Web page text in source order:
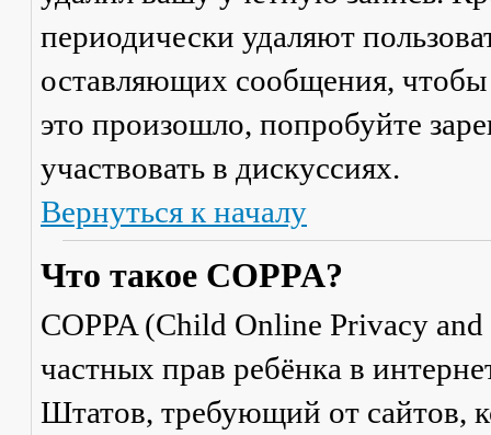
периодически удаляют
оставляющих сообщения,
это произошло, попробуйте
участвовать в дискуссиях.
Вернуться к началу
Что такое COPPA?
COPPA (Child Online Privacy
частных прав ребёнка в
Штатов, требующий от сайтов,